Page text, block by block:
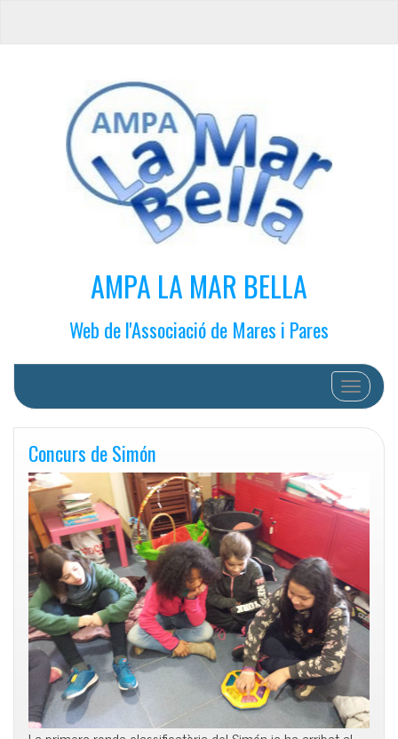
AMPA LA MAR BELLA
Web de l'Associació de Mares i Pares
Cambiar
Concurs de Simón